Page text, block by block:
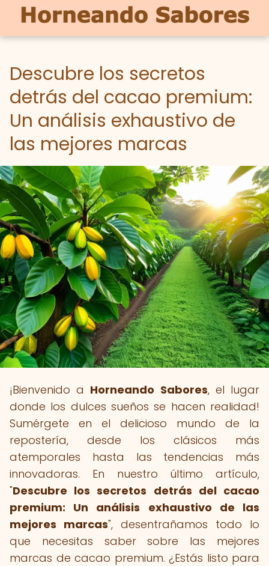
Descubre los secretos
detrás del cacao premium:
Un análisis exhaustivo de
las mejores marcas
¡Bienvenido a Horneando Sabores, el lugar
donde los dulces sueños se hacen realidad!
Sumérgete en el delicioso mundo de la
repostería, desde los clásicos más
atemporales hasta las tendencias más
innovadoras. En nuestro último artículo,
"Descubre los secretos detrás del cacao
premium: Un análisis exhaustivo de las
mejores marcas", desentrañamos todo lo
que necesitas saber sobre las mejores
marcas de cacao premium. ¿Estás listo para